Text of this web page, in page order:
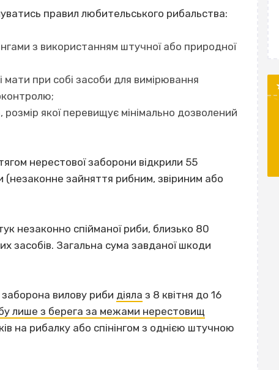
правил любительського рибальства:
з використанням штучної або природної
мати при собі засоби для вимірювання
якої перевищує мінімально дозволений
нерестової заборони відкрили 55
(незаконне зайняття рибним, звіриним або
незаконно спійманої риби, близько 80
засобів. Загальна сума завданої шкоди
вилову риби діяла з 8 квітня до 16
лише з берега за межами нерестовищ
на рибалку або спінінгом з однією штучною